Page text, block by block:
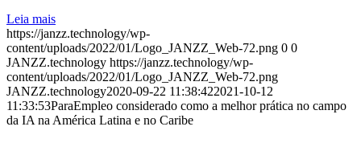
Leia mais
https://janzz.technology/wp-
content/uploads/2022/01/Logo_JANZZ_Web-72.png 0 0
JANZZ.technology https://janzz.technology/wp-
content/uploads/2022/01/Logo_JANZZ_Web-72.png
JANZZ.technology2020-09-22 11:38:422021-10-12
11:33:53ParaEmpleo considerado como a melhor prática no campo
da IA na América Latina e no Caribe